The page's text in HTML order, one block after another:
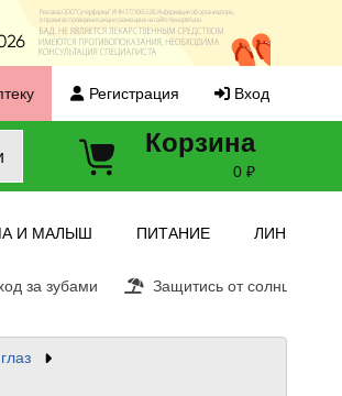
Регистрация Вход
Корзина
0 ₽
И МАЛЫШ ПИТАНИЕ ЛИНЗЫ
за зубами Защитись от солнца